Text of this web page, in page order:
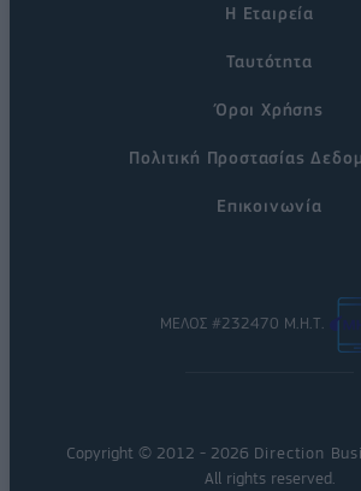
Η Εταιρεία
Ταυτότητα
Όροι Χρήσης
Πολιτική Προστασίας
Επικοινωνία
ΜΕΛΟΣ #232470 Μ.Η.Τ.
Copyright © 2012 - 2026 Direction
All rights reserved.